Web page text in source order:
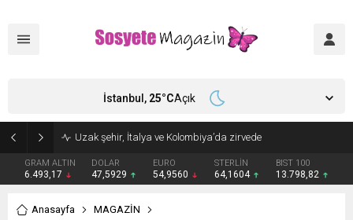
GRAM ALTIN
6.493,17
DOLAR
47,5929
EURO
54,9560
STERLİN
64,1604
BIST 100
13.798,82
İstanbul, 25°CAçık
Anasayfa
MAGAZİN